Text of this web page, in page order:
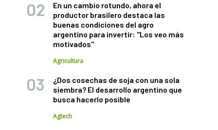
En un cambio rotundo, ahora el
productor brasilero destaca las
buenas condiciones del agro
argentino para invertir: "Los veo más
motivados"
Agricultura
¿Dos cosechas de soja con una sola
siembra? El desarrollo argentino que
busca hacerlo posible
Agtech